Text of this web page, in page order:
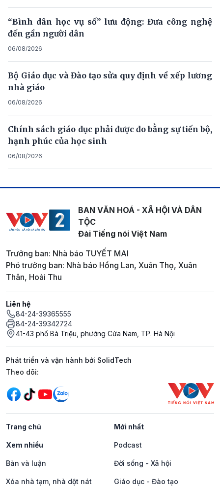
“Bình dân học vụ số” lưu động: Đưa công nghệ
đến gần người dân
06/08/2026
Bộ Giáo dục và Đào tạo sửa quy định về xếp lương
nhà giáo
06/08/2026
Chính sách giáo dục phải được đo bằng sự tiến bộ,
hạnh phúc của học sinh
06/08/2026
BAN VĂN HOÁ - XÃ HỘI VÀ DÂN
TỘC
Đài Tiếng nói Việt Nam
Trưởng ban: Nhà báo TUYẾT MAI
Phó trưởng ban: Nhà báo Hồng Lan, Xuân Thọ, Xuân
Thân, Hoài Thu
Liên hệ
84-24-39365555
84-24-39342724
41-43 phố Bà Triệu, phường Cửa Nam, TP. Hà Nội
Phát triển và vận hành bởi SolidTech
Mạng xã hội
Theo dõi:
Trang chủ Mới nhất
Xem nhiều Podcast
Bàn và luận Đời sống - Xã hội
Xóa nhà tạm, nhà dột nát Giáo dục - Đào tạo